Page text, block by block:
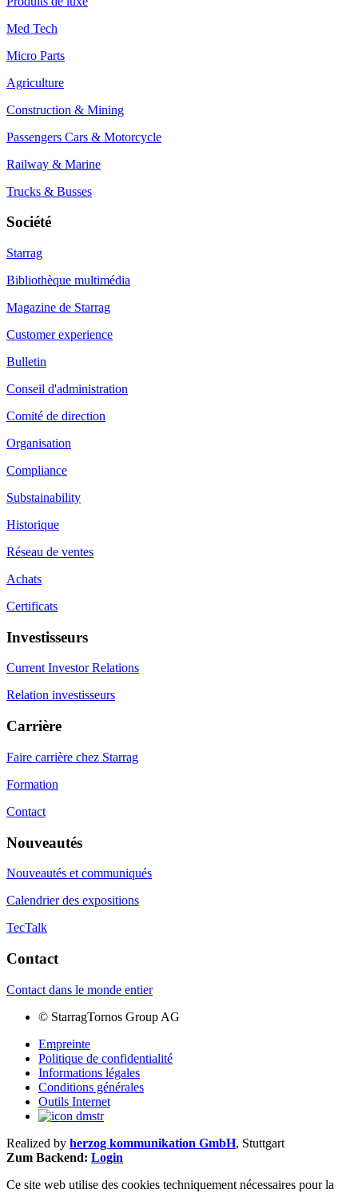
Med Tech
Micro Parts
Agriculture
Construction & Mining
Passengers Cars & Motorcycle
Railway & Marine
Trucks & Busses
Société
Starrag
Bibliothèque multimédia
Magazine de Starrag
Customer experience
Bulletin
Conseil d'administration
Comité de direction
Organisation
Compliance
Substainability
Historique
Réseau de ventes
Achats
Certificats
Investisseurs
Current Investor Relations
Relation investisseurs
Carrière
Faire carrière chez Starrag
Formation
Contact
Nouveautés
Nouveautés et communiqués
Calendrier des expositions
TecTalk
Contact
Contact dans le monde entier
© StarragTornos Group AG
Empreinte
Politique de confidentialité
Informations légales
Conditions générales
Outils Internet
Realized by herzog kommunikation GmbH, Stuttgart
Zum Backend: Login
Ce site web utilise des cookies techniquement nécessaires pour la